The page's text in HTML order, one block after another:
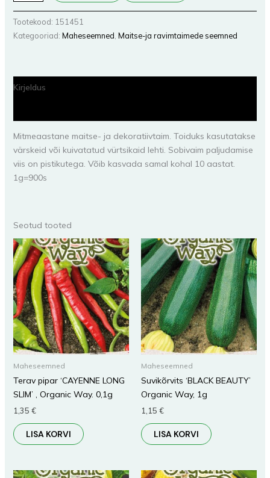
Tootekood: 151451
Kategooriad: Maheseemned, Maitse-ja ravimtaimede seemned
Kirjeldus
Mitmeaastane maitse- ja dekoratiivtaim. Toiduks kasutatakse
värskeid või kuivatatud vürtsikaid lehti. Sobivaim paljudamise
viis on pistikutega. Võib kasvada samal kohal 10 aastat.
1g=900s
Seotud tooted
Maheseemned
Terav pipar ‘CAYENNE LONG
SLIM’ , Organic Way. 0,1g
1,35 €
LISA KORVI
Maheseemned
Suvikõrvits ‘BLACK BEAUTY’
Organic Way, 1g
1,15 €
LISA KORVI